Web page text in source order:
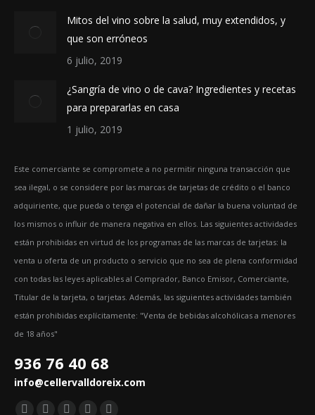
Mitos del vino sobre la salud, muy extendidos, y
que son erróneos
6 julio, 2019
¿Sangría de vino o de cava? Ingredientes y recetas
para prepararlas en casa
1 julio, 2019
Este comerciante se compromete a no permitir ninguna transacción que
sea ilegal, o se considere por las marcas de tarjetas de crédito o el banco
adquiriente, que pueda o tenga el potencial de dañar la buena voluntad de
los mismos o influir de manera negativa en ellos. Las siguientes actividades
están prohibidas en virtud de los programas de las marcas de tarjetas: la
venta u oferta de un producto o servicio que no sea de plena conformidad
con todas las leyes aplicables al Comprador, Banco Emisor, Comerciante,
Titular de la tarjeta, o tarjetas. Además, las siguientes actividades también
están prohibidas explícitamente: "Venta de bebidas alcohólicas a menores
de 18 años"
936 76 40 68
info@cellervalldoreix.com
Encuéntranos en: